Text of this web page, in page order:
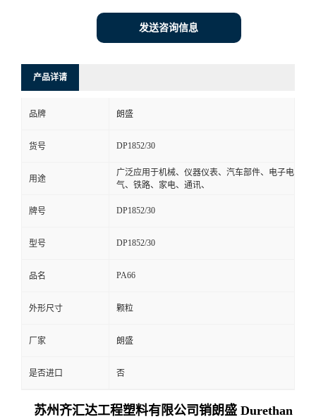
系
言
发送咨询信息
产品详请
品牌 朗盛
货号 DP1852/30
用途
广泛应用于机械、仪器仪表、汽车部件、电子电
气、铁路、家电、通讯、
牌号 DP1852/30
型号 DP1852/30
品名 PA66
外形尺寸 颗粒
厂家 朗盛
是否进口 否
苏州齐汇达工程塑料有限公司销朗盛 Durethan